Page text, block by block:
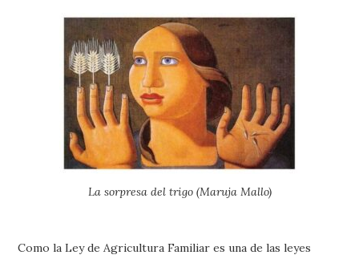
La sorpresa del trigo (Maruja Mallo)
Como la Ley de Agricultura Familiar es una de las leyes